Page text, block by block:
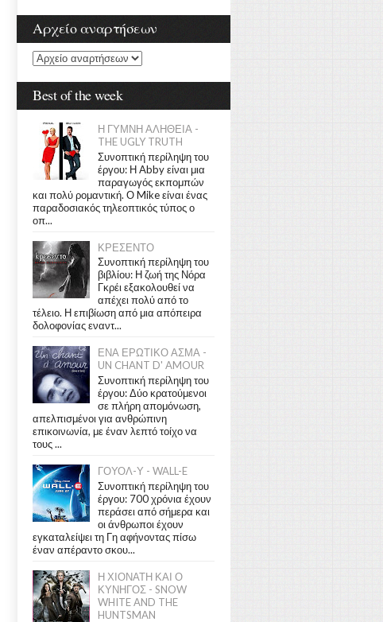
Αρχείο αναρτήσεων
Best of the week
Η ΓΥΜΝΗ ΑΛΗΘΕΙΑ -
THE UGLY TRUTH
Συνοπτική περίληψη του
έργου: Η Abby είναι μια
παραγωγός εκπομπών
και πολύ ρομαντική. Ο Mike είναι ένας
παραδοσιακός τηλεοπτικός τύπος ο
οπ...
ΚΡΕΣΕΝΤΟ
Συνοπτική περίληψη του
βιβλίου: Η ζωή της Νόρα
Γκρέι εξακολουθεί να
απέχει πολύ από το
τέλειο. Η επιβίωση από μια απόπειρα
δολοφονίας εναντ...
ΕΝΑ ΕΡΩΤΙΚΟ ΑΣΜΑ -
UN CHANT D' AMOUR
Συνοπτική περίληψη του
έργου: Δύο κρατούμενοι
σε πλήρη απομόνωση,
απελπισμένοι για ανθρώπινη
επικοινωνία, με έναν λεπτό τοίχο να
τους ...
ΓΟΥΟΛ-Υ - WALL-E
Συνοπτική περίληψη του
έργου: 700 χρόνια έχουν
περάσει από σήμερα και
οι άνθρωποι έχουν
εγκαταλείψει τη Γη αφήνοντας πίσω
έναν απέραντο σκου...
Η ΧΙΟΝΑΤΗ ΚΑΙ Ο
ΚΥΝΗΓΟΣ - SNOW
WHITE AND THE
HUNTSMAN